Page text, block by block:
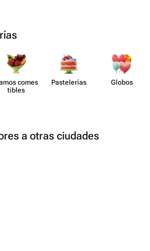
comes​
tibles
Paste​lerías Globos
a otras ciudades